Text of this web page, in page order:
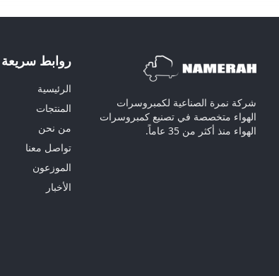
شركة نمرة الصناعية لكمبروسرات
الهواء متخصصة في تصنيع كمبروسرات
الهواء منذ أكثر من 35 عاماً.
روابط سريعة
الرئيسية
المنتجات
من نحن
تواصل معنا
الموزعون
الأخبار